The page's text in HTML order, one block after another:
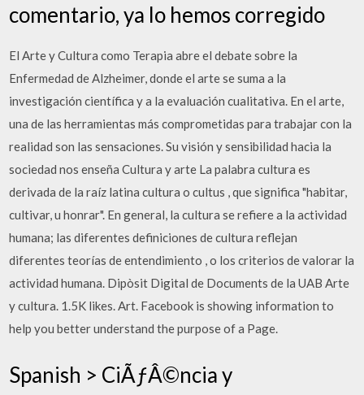
comentario, ya lo hemos corregido
El Arte y Cultura como Terapia abre el debate sobre la
Enfermedad de Alzheimer, donde el arte se suma a la
investigación científica y a la evaluación cualitativa. En el arte,
una de las herramientas más comprometidas para trabajar con la
realidad son las sensaciones. Su visión y sensibilidad hacia la
sociedad nos enseña Cultura y arte La palabra cultura es
derivada de la raíz latina cultura o cultus , que significa "habitar,
cultivar, u honrar". En general, la cultura se refiere a la actividad
humana; las diferentes definiciones de cultura reflejan
diferentes teorías de entendimiento , o los criterios de valorar la
actividad humana. Dipòsit Digital de Documents de la UAB Arte
y cultura. 1.5K likes. Art. Facebook is showing information to
help you better understand the purpose of a Page.
Spanish > CiÃƒÂ©ncia y